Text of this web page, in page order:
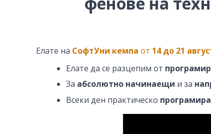
Елате на СофтУни кемпа от 14 до 21
Елате да се разцепим от
За абсолютно начинаещи и за
Всеки ден практическо